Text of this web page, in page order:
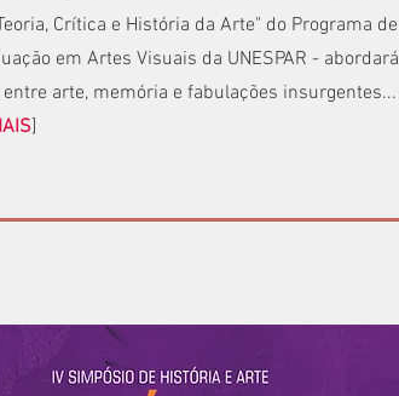
Crítica e História da Arte" do Programa de
em Artes Visuais da UNESPAR - abordará
entre arte, memória e fabulações insurgentes...
]